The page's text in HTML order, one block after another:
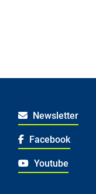
Newsletter
Facebook
Youtube